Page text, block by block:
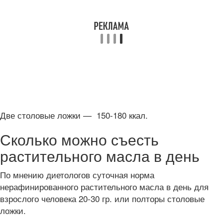
Две столовые ложки — 150-180 ккал.
Сколько можно съесть
растительного масла в день
По мнению диетологов суточная норма
нерафинированного растительного масла в день для
взрослого человека 20-30 гр. или полторы столовые
ложки.